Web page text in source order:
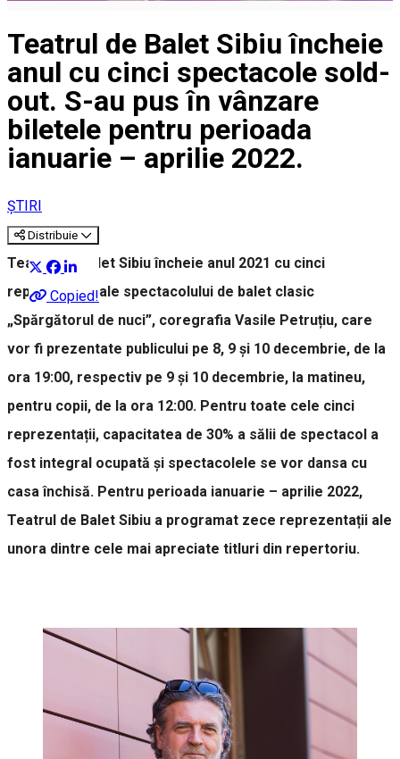
Teatrul de Balet Sibiu încheie
anul cu cinci spectacole sold-
out. S-au pus în vânzare
biletele pentru perioada
ianuarie – aprilie 2022.
ȘTIRI
Distribuie
Copied!
Teatrul de Balet Sibiu încheie anul 2021 cu cinci
reprezentații ale spectacolului de balet clasic
„Spărgătorul de nuci”, coregrafia Vasile Petruțiu, care
vor fi prezentate publicului pe 8, 9 și 10 decembrie, de la
ora 19:00, respectiv pe 9 și 10 decembrie, la matineu,
pentru copii, de la ora 12:00. Pentru toate cele cinci
reprezentații, capacitatea de 30% a sălii de spectacol a
fost integral ocupată și spectacolele se vor dansa cu
casa închisă. Pentru perioada ianuarie – aprilie 2022,
Teatrul de Balet Sibiu a programat zece reprezentații ale
unora dintre cele mai apreciate titluri din repertoriu.